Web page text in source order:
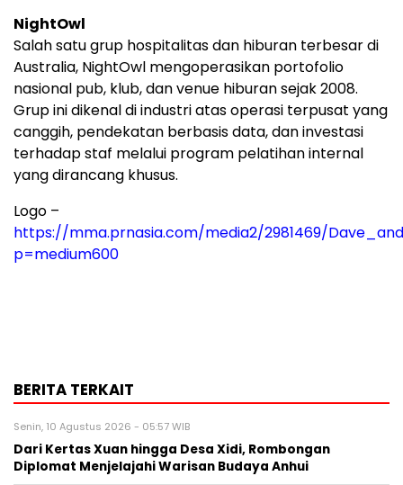
NightOwl
Salah satu grup hospitalitas dan hiburan terbesar di
Australia, NightOwl mengoperasikan portofolio
nasional pub, klub, dan venue hiburan sejak 2008.
Grup ini dikenal di industri atas operasi terpusat yang
canggih, pendekatan berbasis data, dan investasi
terhadap staf melalui program pelatihan internal
yang dirancang khusus.
Logo –
https://mma.prnasia.com/media2/2981469/
p=medium600
BERITA TERKAIT
Senin, 10 Agustus 2026 - 05:57 WIB
Dari Kertas Xuan hingga Desa Xidi, Rombongan
Diplomat Menjelajahi Warisan Budaya Anhui